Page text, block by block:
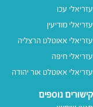
עזריאלי עכו
עזריאלי מודיעין
עזריאלי אאוטלט הרצליה
עזריאלי חיפה
עזריאלי אאוטלט אור יהודה
קישורים נוספים